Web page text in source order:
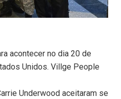
acontecer no dia 20 de
Unidos. Villge People
Underwood aceitaram se